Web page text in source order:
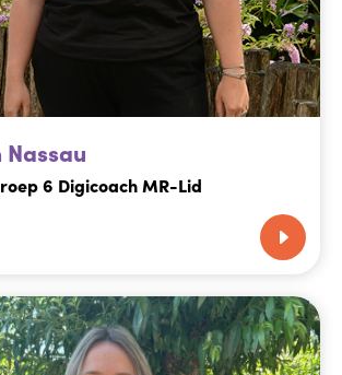
Nassau
6 Digicoach MR-Lid